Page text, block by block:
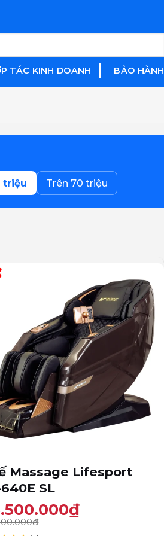
TÁC KINH DOANH BẢO HÀNH
triệu Trên 70 triệu
Massage Lifesport
SL
₫
₫